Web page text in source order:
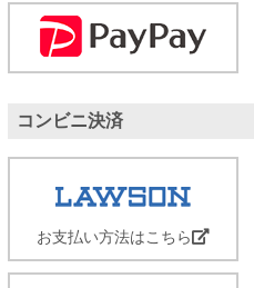
コンビニ決済
お支払い方法はこちら